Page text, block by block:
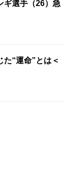
ギ選手（26）急
た“運命”とは＜